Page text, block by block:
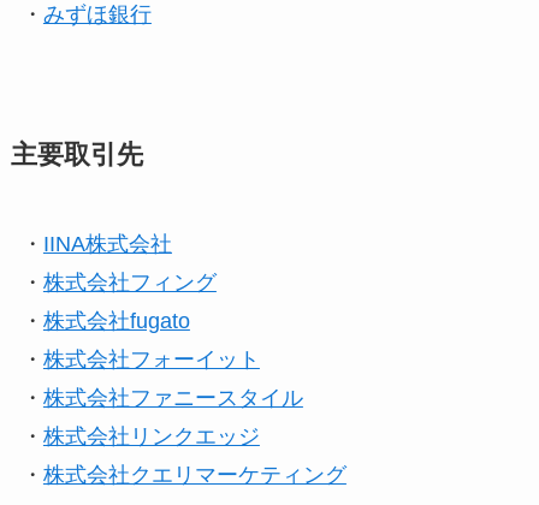
・ みずほ銀行
主要取引先
・ IINA株式会社
・ 株式会社フィング
・ 株式会社fugato
・ 株式会社フォーイット
・ 株式会社ファニースタイル
・ 株式会社リンクエッジ
・ 株式会社クエリマーケティング